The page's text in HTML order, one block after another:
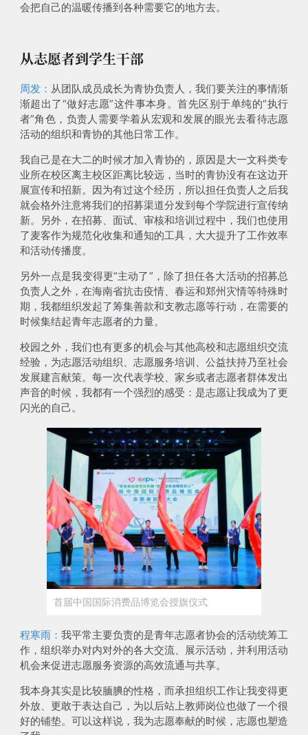
会把自己的温暖传播到各种需要它的地方去。
从志愿者到学生干部
周发： 从团队成员成长为青协负责人，我们要关注的事情渐
渐超出了“做好志愿”这件事本身。首先区别于单纯的“执行
者”角色，负责人需要学着从宏观和发展的眼光去看待志愿
活动的组织和青协的其他日常工作。
我自己是在大二的时候才加入青协的，原因是大一文科类专
业所在校区离主校区距离比较远，当时的青协没有在这边开
展宣传和招新。因为有过这个经历，所以担任负责人之后我
就会格外注意将我们的招募渠道分发到每个学院进行宣传纳
新。另外， 在招募、面试、审核和培训过程中，我们也使用
了麦客作为规范化收集和通知的工具，大大提升了工作效率
和活动传播度。
另外一点是我变得更“主动了”，除了担任各大活动的招募总
负责人之外，在海南省抗击疫情、春运和郑州灾情等特殊时
期，我都组织发起了筹集善款和支教志愿等行动 ，在需要的
时候集结起青年志愿者的力量。
校园之外，我们也有更多的机会与其他高校和志愿组织交流
经验， 为志愿活动组织、志愿服务培训、公益扶持乃至社会
发展建言献策。每一次代表学校、家乡或者志愿者群体发出
声音的时候，我都有一个强烈的感受： 是志愿让我成为了更
闪光的自己。
首届中国国际消费品博览会授旗仪式
程寒雨： 我平常主要负责的是青年志愿者协会的活动统筹工
作，组织举办对内对外的各大交流、展示活动，并利用活动
机会来促进志愿服务资源的高效流通与共享。
我本身其实是比较腼腆的性格，而承担组织工作让我变得更
外放、更敢于表达自己，为以后站上教师岗位也做了一个很
好的铺垫。可以这样说， 我为志愿奉献的时候，志愿也塑造